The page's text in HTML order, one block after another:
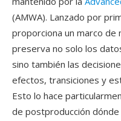
(AMWA). Lanzado por
proporciona un marco
preserva no solo los
sino también las
efectos, transiciones y
Esto lo hace
de postproducción